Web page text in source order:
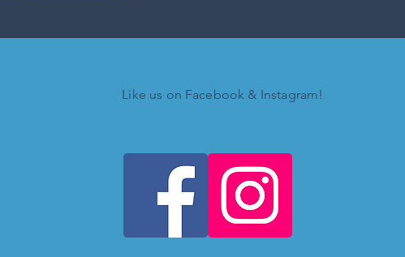
Like us on Facebook & Instagram!